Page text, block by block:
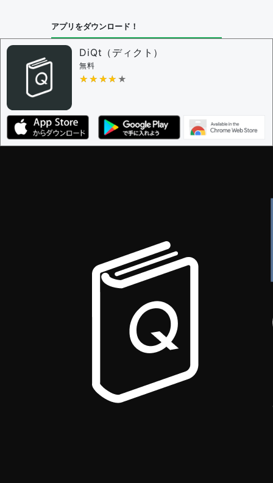
問題の編集権限を持つユーザー -すべてのユーザー
審査に対する投票権限を持つユーザー -
決定に必要な投票数 -
編集ガイドライン
アプリをダウンロード！
DiQt（ディクト）
無料
★★★★★
★★★★★